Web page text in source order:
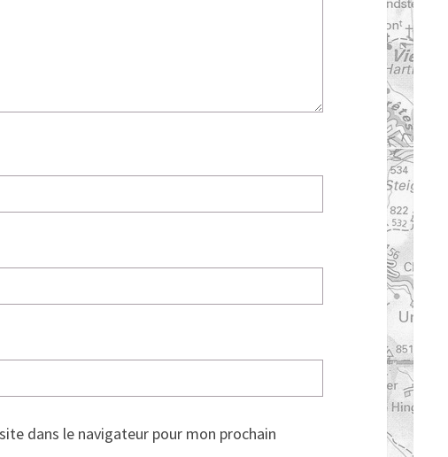
dans le navigateur pour mon prochain